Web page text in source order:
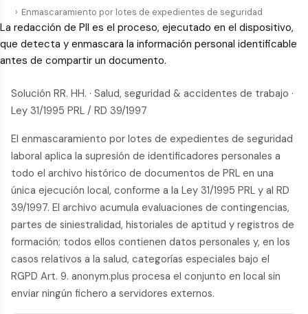
› Enmascaramiento por lotes de expedientes de seguridad
La redacción de PII es el proceso, ejecutado en el dispositivo,
que detecta y enmascara la información personal identificable
antes de compartir un documento.
Solución RR. HH. · Salud, seguridad & accidentes de trabajo ·
Ley 31/1995 PRL / RD 39/1997
El enmascaramiento por lotes de expedientes de seguridad
laboral aplica la supresión de identificadores personales a
todo el archivo histórico de documentos de PRL en una
única ejecución local, conforme a la Ley 31/1995 PRL y al RD
39/1997. El archivo acumula evaluaciones de contingencias,
partes de siniestralidad, historiales de aptitud y registros de
formación; todos ellos contienen datos personales y, en los
casos relativos a la salud, categorías especiales bajo el
RGPD Art. 9. anonym.plus procesa el conjunto en local sin
enviar ningún fichero a servidores externos.